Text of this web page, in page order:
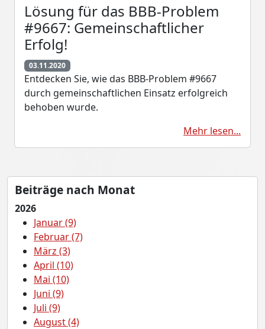
Lösung für das BBB-Problem
#9667: Gemeinschaftlicher
Erfolg!
03.11.2020
Entdecken Sie, wie das BBB-Problem #9667
durch gemeinschaftlichen Einsatz erfolgreich
behoben wurde.
Mehr lesen...
Beiträge nach Monat
2026
Januar (9)
Februar (7)
März (3)
April (10)
Mai (10)
Juni (9)
Juli (9)
August (4)